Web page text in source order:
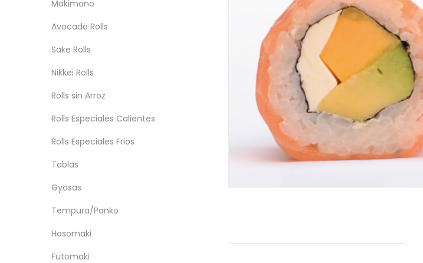
Makimono
Avocado Rolls
Sake Rolls
Nikkei Rolls
Rolls sin Arroz
Rolls Especiales Calientes
Rolls Especiales Frios
Tablas
Gyosas
Tempura/Panko
Hosomaki
Futomaki